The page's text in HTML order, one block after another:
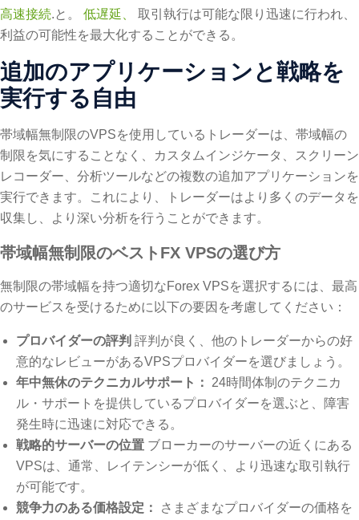
高速接続.と。 低遅延、
取引執行は可能な限り迅速に行われ、
利益の可能性を最大化することができる。
追加のアプリケーションと戦略を
実行する自由
帯域幅無制限のVPSを使用しているトレーダーは、帯域幅の
制限を気にすることなく、カスタムインジケータ、スクリーン
レコーダー、分析ツールなどの複数の追加アプリケーションを
実行できます。これにより、トレーダーはより多くのデータを
収集し、より深い分析を行うことができます。
帯域幅無制限のベストFX VPSの選び方
無制限の帯域幅を持つ適切なForex VPSを選択するには、最高
のサービスを受けるために以下の要因を考慮してください：
プロバイダーの評判 評判が良く、他のトレーダーからの好
意的なレビューがあるVPSプロバイダーを選びましょう。
年中無休のテクニカルサポート：
24時間体制のテクニカ
ル・サポートを提供しているプロバイダーを選ぶと、障害
発生時に迅速に対応できる。
戦略的サーバーの位置 ブローカーのサーバーの近くにある
VPSは、通常、レイテンシーが低く、より迅速な取引執行
が可能です。
競争力のある価格設定：
さまざまなプロバイダーの価格を